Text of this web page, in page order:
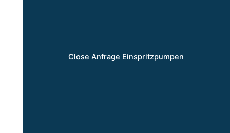
Close Anfrage Einspritzpumpen